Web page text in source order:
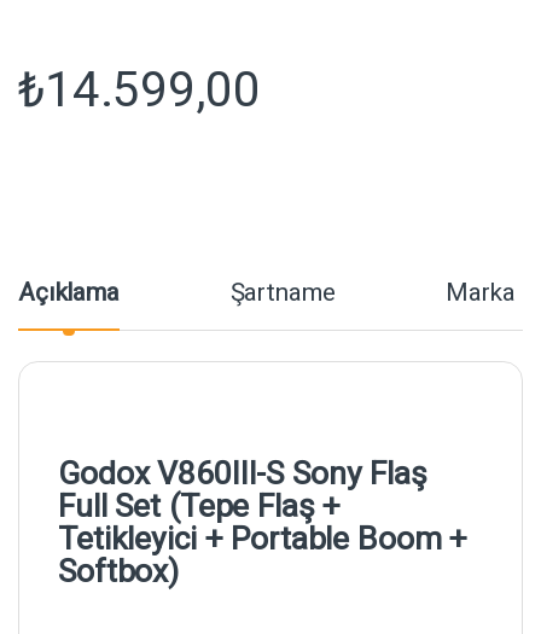
₺14.599,00
Açıklama Şartname Marka
Godox V860III-S Sony Flaş
Full Set (Tepe Flaş +
Tetikleyici + Portable Boom +
Softbox)